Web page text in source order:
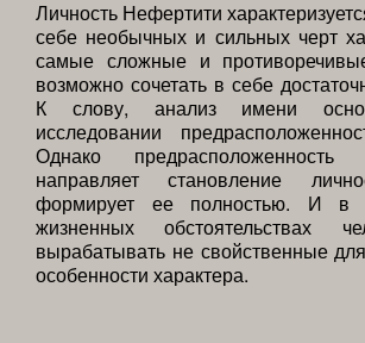
Личность Нефертити
себе необычных и сильных черт
самые сложные и
возможно сочетать в себе
К слову, анализ имени
исследовании
Однако
направляет становление
формирует ее полностью. И в
жизненных обстоятельствах
вырабатывать не свойственные
особенности характера.